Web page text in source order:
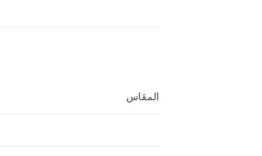
المقاس